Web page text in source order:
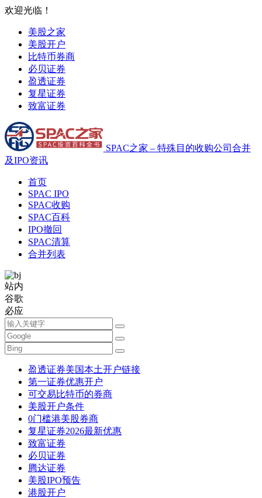
欢迎光临！
美股之家
美股开户
比特币券商
必贝证券
盈透证券
复星证券
致富证券
SPAC之家 – 特殊目的收购公司合并
及IPO资讯
首页
SPAC IPO
SPAC收购
SPAC百科
IPO撤回
SPAC清算
合并列表
站内
谷歌
必应
盈透证券美国本土开户链接
第一证券优惠开户
可交易比特币的券商
美股开户条件
0门槛港美股券商
复星证券2026最新优惠
致富证券
必贝证券
腾达证券
美股IPO预告
港股开户